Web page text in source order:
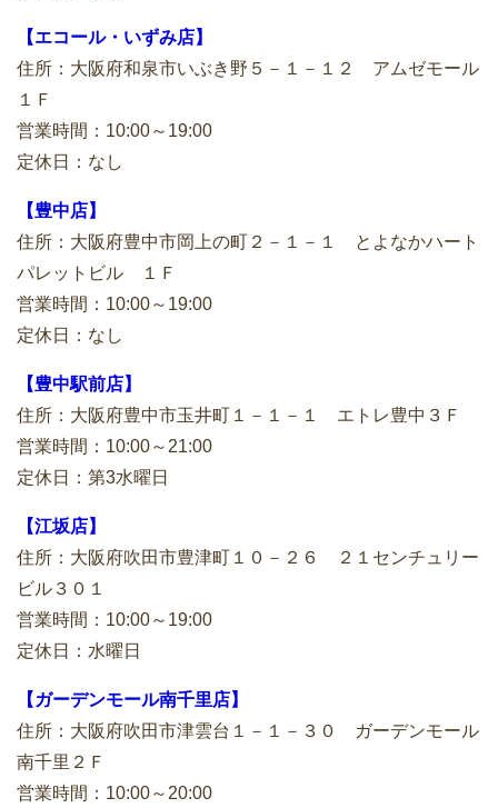
【エコール・いずみ店】
住所：大阪府和泉市いぶき野５－１－１２ アムゼモール
１Ｆ
営業時間：10:00～19:00
定休日：なし
【豊中店】
住所：大阪府豊中市岡上の町２－１－１ とよなかハート
パレットビル １Ｆ
営業時間：10:00～19:00
定休日：なし
【豊中駅前店】
住所：大阪府豊中市玉井町１－１－１ エトレ豊中３Ｆ
営業時間：10:00～21:00
定休日：第3水曜日
【江坂店】
住所：大阪府吹田市豊津町１０－２６ ２１センチュリー
ビル３０１
営業時間：10:00～19:00
定休日：水曜日
【ガーデンモール南千里店】
住所：大阪府吹田市津雲台１－１－３０ ガーデンモール
南千里２Ｆ
営業時間：10:00～20:00